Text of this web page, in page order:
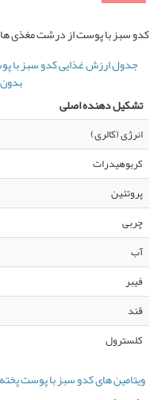
کدو سبز با پوست از درشت مغذی
جدول ارزش غذایی کدو سبز با
تشکیل دهنده اصلی
انرژی (کالری)
کربوهیدرات
پروتئین
چربی
آب
فیبر
قند
کلسترول
ویتامین های کدو سبز با پوست